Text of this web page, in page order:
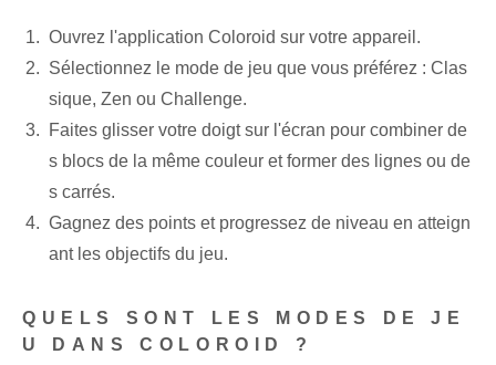
Ouvrez l'application Coloroid sur votre appareil.
Sélectionnez le mode de jeu que vous préférez : Clas
sique, Zen ou Challenge.
Faites glisser votre doigt sur l'écran pour combiner de
s blocs de la même couleur et former des lignes ou de
s carrés.
Gagnez des points et progressez de niveau en atteign
ant les objectifs du jeu.
QUELS SONT LES MODES DE JE
U DANS COLOROID ?